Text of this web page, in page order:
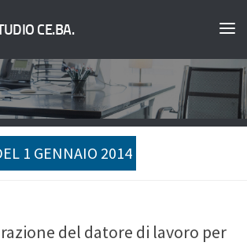
CE.BA.
1 GENNAIO 2014
del datore di lavoro per